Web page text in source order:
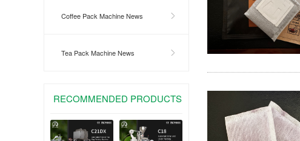
Coffee Pack Machine News
Tea Pack Machine News
RECOMMENDED PRODUCTS